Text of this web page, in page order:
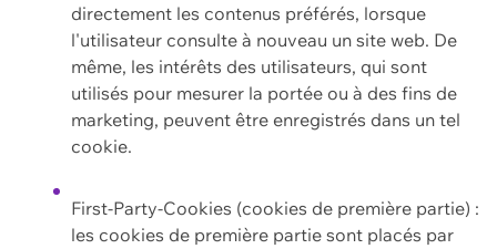
directement les contenus préférés, lorsque
l'utilisateur consulte à nouveau un site web. De
même, les intérêts des utilisateurs, qui sont
utilisés pour mesurer la portée ou à des fins de
marketing, peuvent être enregistrés dans un tel
cookie.
First-Party-Cookies (cookies de première partie) :
les cookies de première partie sont placés par